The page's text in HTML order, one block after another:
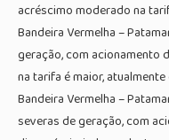
acréscimo moderado na
Bandeira Vermelha –
geração, com acionamento
na tarifa é maior,
Bandeira Vermelha –
severas de geração, com